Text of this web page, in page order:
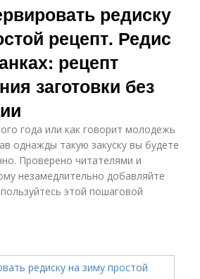
редиску
рецепт. Редис
рецепт
заготовки без
года или как говорит молодежь
однажды такую закуску вы будете
Проверено читателями и
незамедлительно добавляйте
этой пошаговой